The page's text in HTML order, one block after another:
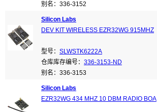
别名：336-3152
Silicon Labs
DEV KIT WIRELESS EZR32WG 915MHZ
型号： SLWSTK6222A
仓库库存编号： 336-3153-ND
别名：336-3153
Silicon Labs
EZR32WG 434 MHZ 10 DBM RADIO BOA